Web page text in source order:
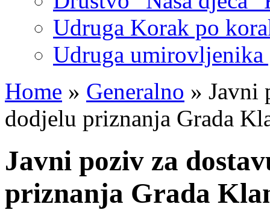
Udruga Korak po
Udruga umirovljenika
Home » Generalno » Javni
dodjelu priznanja Grada
Javni poziv za
priznanja Grada